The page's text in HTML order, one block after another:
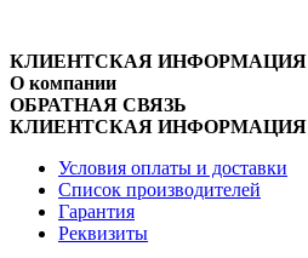
КЛИЕНТСКАЯ ИНФОРМАЦИЯ
О компании
ОБРАТНАЯ СВЯЗЬ
КЛИЕНТСКАЯ ИНФОРМАЦИЯ
Условия оплаты и доставки
Список производителей
Гарантия
Реквизиты